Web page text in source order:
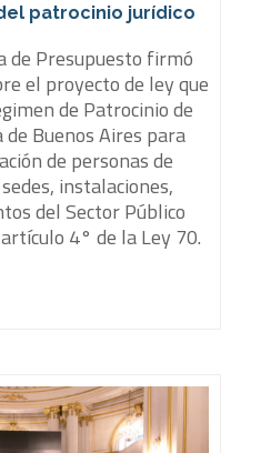
patrocinio jurídico
de Presupuesto firmó
el proyecto de ley que
de Patrocinio de
Buenos Aires para
de personas de
instalaciones,
del Sector Público
4° de la Ley 70.